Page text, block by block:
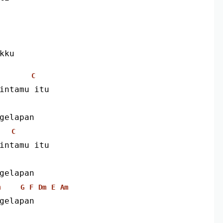
C
itu
C
itu
G F Dm E Am